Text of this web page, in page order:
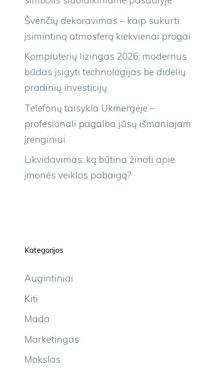
Švenčių dekoravimas – kaip sukurti
įsimintiną atmosferą kiekvienai progai
Kompiuterių lizingas 2026: modernus
būdas įsigyti technologijas be didelių
pradinių investicijų
Telefonų taisykla Ukmergėje –
profesionali pagalba jūsų išmaniajam
įrenginiui
Likvidavimas: ką būtina žinoti apie
įmonės veiklos pabaigą?
Kategorijos
Augintiniai
Kiti
Mada
Marketingas
Mokslas